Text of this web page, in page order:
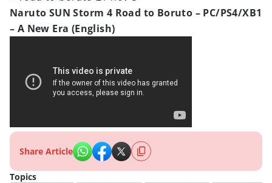
Naruto SUN Storm 4 Road to Boruto – PC/PS4/XB1
– A New Era (English)
Share Article
Topics